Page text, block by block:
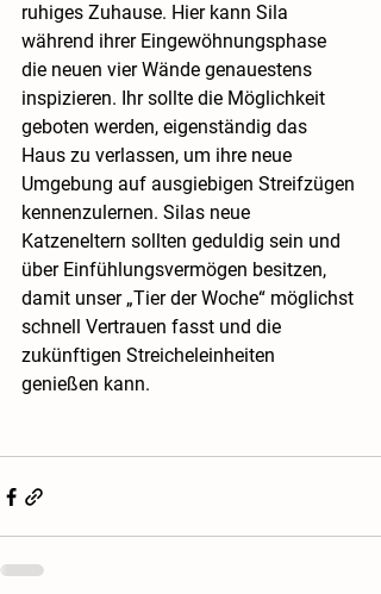
ruhiges Zuhause. Hier kann Sila
während ihrer Eingewöhnungsphase
die neuen vier Wände genauestens
inspizieren. Ihr sollte die Möglichkeit
geboten werden, eigenständig das
Haus zu verlassen, um ihre neue
Umgebung auf ausgiebigen Streifzügen
kennenzulernen. Silas neue
Katzeneltern sollten geduldig sein und
über Einfühlungsvermögen besitzen,
damit unser „Tier der Woche“ möglichst
schnell Vertrauen fasst und die
zukünftigen Streicheleinheiten
genießen kann.